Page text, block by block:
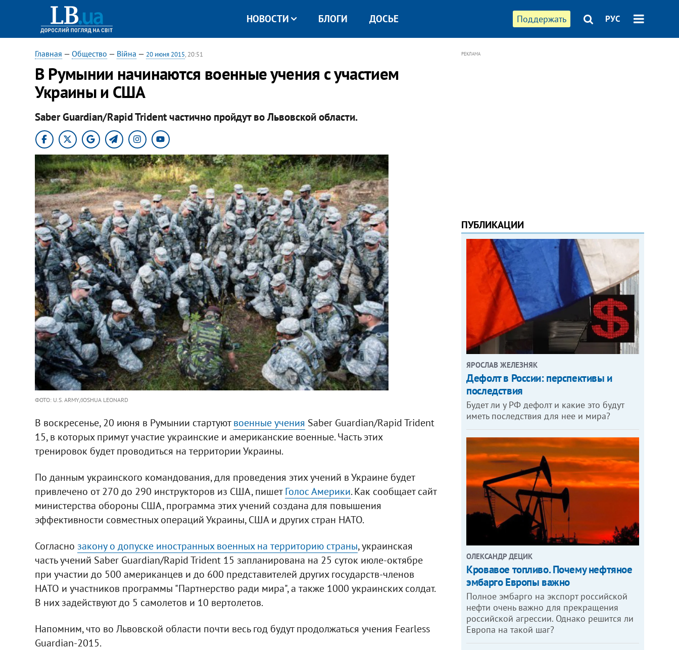
Поддержать РУС
НОВОСТИ БЛОГИ ДОСЬЕ
Главная — Общество — Війна — 20 июня 2015, 20:51
В Румынии начинаются военные учения с участием
Украины и США
Saber Guardian/Rapid Trident частично пройдут во Львовской области.
ФОТО: U.S. ARMY/JOSHUA LEONARD
В воскресенье, 20 июня в Румынии стартуютвоенные учения Saber Guardian/Rapid Trident
15, в которых примут участие украинские и американские военные. Часть этих
тренировок будет проводиться на территории Украины.
По данным украинского командования, для проведения этих учений в Украине будет
привлечено от 270 до 290 инструкторов из США, пишетГолос Америки. Как сообщает сайт
министерства обороны США, программа этих учений создана для повышения
эффективности совместных операций Украины, США и других стран НАТО.
Согласно закону о допуске иностранных военных на территорию страны, украинская
часть учений Saber Guardian/Rapid Trident 15 запланирована на 25 суток июле-октябре
при участии до 500 американцев и до 600 представителей других государств-членов
НАТО и участников программы "Партнерство ради мира", а также 1000 украинских солдат.
В них задействуют до 5 самолетов и 10 вертолетов.
Напомним, что во Львовской области почти весь год будут продолжаться учения Fearless
Guardian-2015.
РЕКЛАМА
ПУБЛИКАЦИИ
ЯРОСЛАВ ЖЕЛЕЗНЯК
Дефолт в России: перспективы и
последствия
Будет ли у РФ дефолт и какие это будут
иметь последствия для нее и мира?
ОЛЕКСАНДР ДЕЦИК
Кровавое топливо. Почему нефтяное
эмбарго Европы важно
Полное эмбарго на экспорт российской
нефти очень важно для прекращения
российской агрессии. Однако решится ли
Европа на такой шаг?